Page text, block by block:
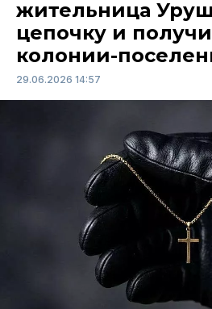
жительница
цепочку и
колонии-
29.06.2026 14:57